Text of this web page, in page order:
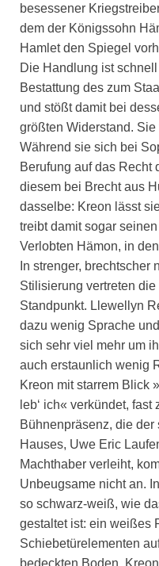
besessener
dem der Königssohn
Hamlet den Spiegel
Die Handlung ist
Bestattung des zum
und stößt damit bei
größten Widerstand.
Während sie sich bei
Berufung auf das Recht
diesem bei Brecht aus
dasselbe: Kreon lässt
treibt damit sogar
Verlobten Hämon, in
In strenger, brechtscher
Stilisierung vertreten
Standpunkt. Llewellyn
dazu wenig Sprache
sich sehr viel mehr um
auch erstaunlich wenig
Kreon mit starrem Blick
leb‘ ich« verkündet,
Bühnenpräsenz, die
Hauses, Uwe Eric
Machthaber verleiht,
Unbeugsame nicht an.
so schwarz-weiß, wie
gestaltet ist: ein weißes
Schiebetürelementen
bedeckten Boden.